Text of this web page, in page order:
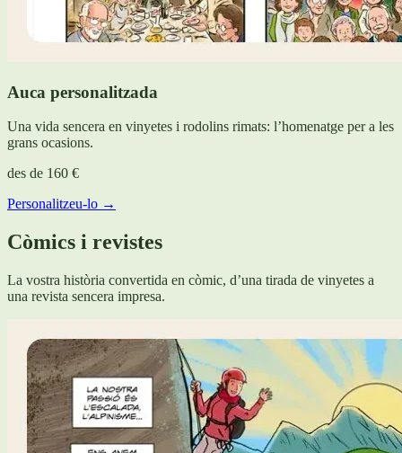
Auca personalitzada
Una vida sencera en vinyetes i rodolins rimats: l’homenatge per a les
grans ocasions.
des de 160 €
Personalitzeu-lo →
Còmics i revistes
La vostra història convertida en còmic, d’una tirada de vinyetes a
una revista sencera impresa.